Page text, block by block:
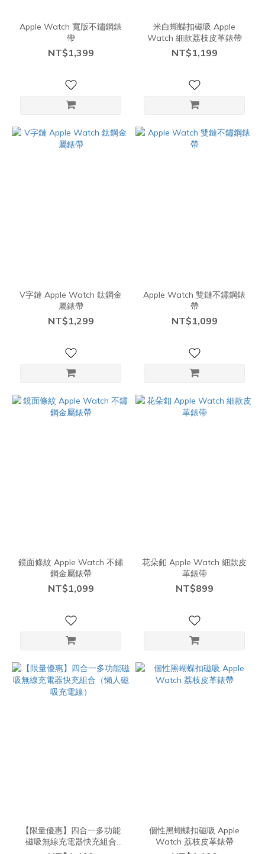
Apple Watch 寬版不鏽鋼錶
帶
NT$1,399
米白蝴蝶扣磁吸 Apple
Watch 細款荔枝皮革錶帶
NT$1,199
V字鏈 Apple Watch 鈦鋼金
屬錶帶
NT$1,299
Apple Watch 雙鏈不鏽鋼錶
帶
NT$1,099
鏡面條紋 Apple Watch 不鏽
鋼金屬錶帶
NT$1,099
花朵釦 Apple Watch 細款皮
革錶帶
NT$899
【限量優惠】四合一多功能
磁吸無線充電器快充組合
個性黑蝴蝶扣磁吸 Apple
Watch 荔枝皮革錶帶